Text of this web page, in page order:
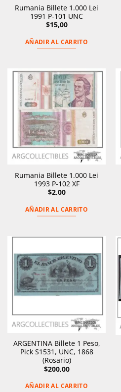
Rumania Billete 1.000 Lei
1991 P-101 UNC
$15,00
AÑADIR AL CARRITO
Rumania Billete 1.000 Lei
1993 P-102 XF
$2,00
AÑADIR AL CARRITO
ARGENTINA Billete 1 Peso,
Pick S1531, UNC, 1868
(Rosario)
$200,00
AÑADIR AL CARRITO